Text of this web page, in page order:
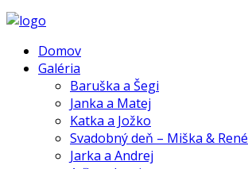
Domov
Galéria
Baruška a Šegi
Janka a Matej
Katka a Jožko
Svadobný deň – Miška & René
Jarka a Andrej